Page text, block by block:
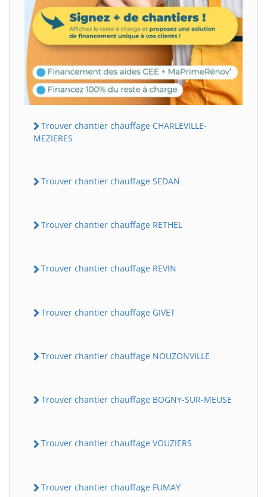
Trouver chantier chauffage CHARLEVILLE-
MEZIERES
Trouver chantier chauffage SEDAN
Trouver chantier chauffage RETHEL
Trouver chantier chauffage REVIN
Trouver chantier chauffage GIVET
Trouver chantier chauffage NOUZONVILLE
Trouver chantier chauffage BOGNY-SUR-MEUSE
Trouver chantier chauffage VOUZIERS
Trouver chantier chauffage FUMAY